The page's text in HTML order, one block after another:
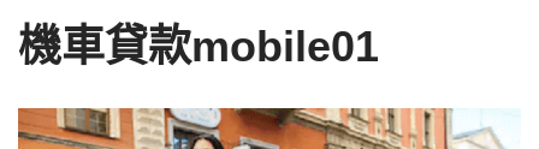
機車貸款mobile01